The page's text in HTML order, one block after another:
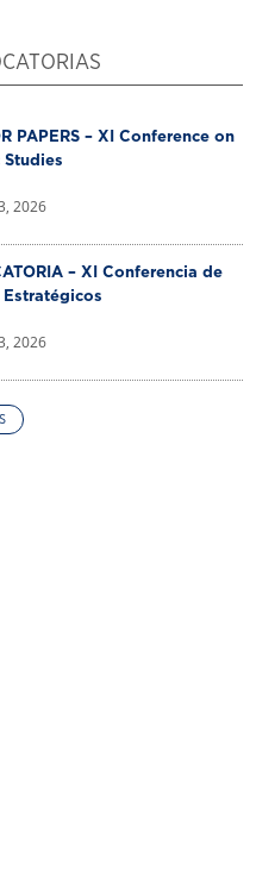
PAPERS – XI Conference on
Studies
2026
– XI Conferencia de
2026